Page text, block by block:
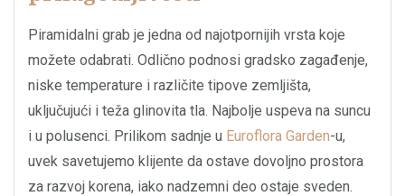
Piramidalni grab je jedna od najotpornijih vrsta koje
možete odabrati. Odlično podnosi gradsko zagađenje,
niske temperature i različite tipove zemljišta,
uključujući i teža glinovita tla. Najbolje uspeva na suncu
i u polusenci. Prilikom sadnje u Euroflora Garden-u,
uvek savetujemo klijente da ostave dovoljno prostora
za razvoj korena, iako nadzemni deo ostaje sveden.